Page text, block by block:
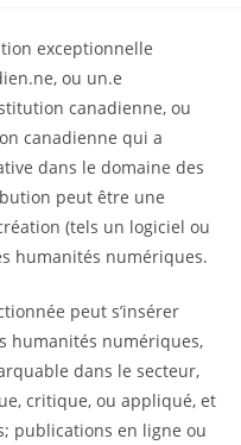
exceptionnelle
ou un.e
canadienne, ou
canadienne qui a
dans le domaine des
peut être une
(tels un logiciel ou
humanités numériques.
peut s’insérer
humanités numériques,
dans le secteur,
critique, ou appliqué, et
publications en ligne ou